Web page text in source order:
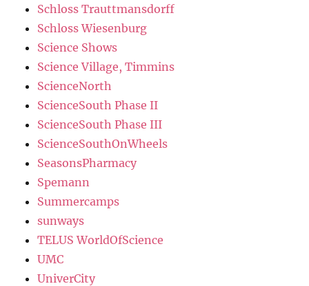
Schloss Trauttmansdorff
Schloss Wiesenburg
Science Shows
Science Village, Timmins
ScienceNorth
ScienceSouth Phase II
ScienceSouth Phase III
ScienceSouthOnWheels
SeasonsPharmacy
Spemann
Summercamps
sunways
TELUS WorldOfScience
UMC
UniverCity